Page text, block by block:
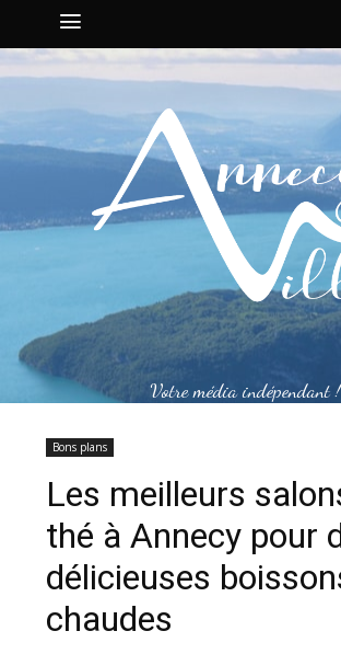
Votre média indépendant !
Bons plans
Les meilleurs
thé à Annecy pour
délicieuses
chaudes